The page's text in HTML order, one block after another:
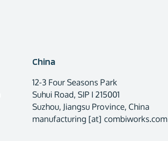
China
12-3 Four Seasons Park
Suhui Road, SIP I 215001
Suzhou, Jiangsu Province, China
manufacturing [at] combiworks.com